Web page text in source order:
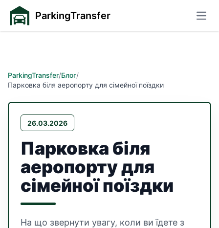
ParkingTransfer
ParkingTransfer/Блог/
Парковка біля аеропорту для сімейної поїздки
26.03.2026
Парковка біля
аеропорту для
сімейної поїздки
На що звернути увагу, коли ви їдете з